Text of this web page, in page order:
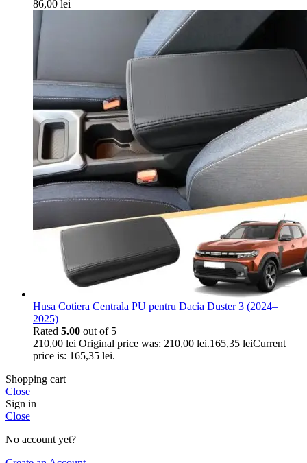
86,00 lei
Husa Cotiera Centrala PU pentru Dacia Duster 3 (2024–
2025)
Rated 5.00 out of 5
210,00lei Original price was: 210,00 lei.165,35 leiCurrent
price is: 165,35 lei.
Shopping cart
Close
Sign in
Close
No account yet?